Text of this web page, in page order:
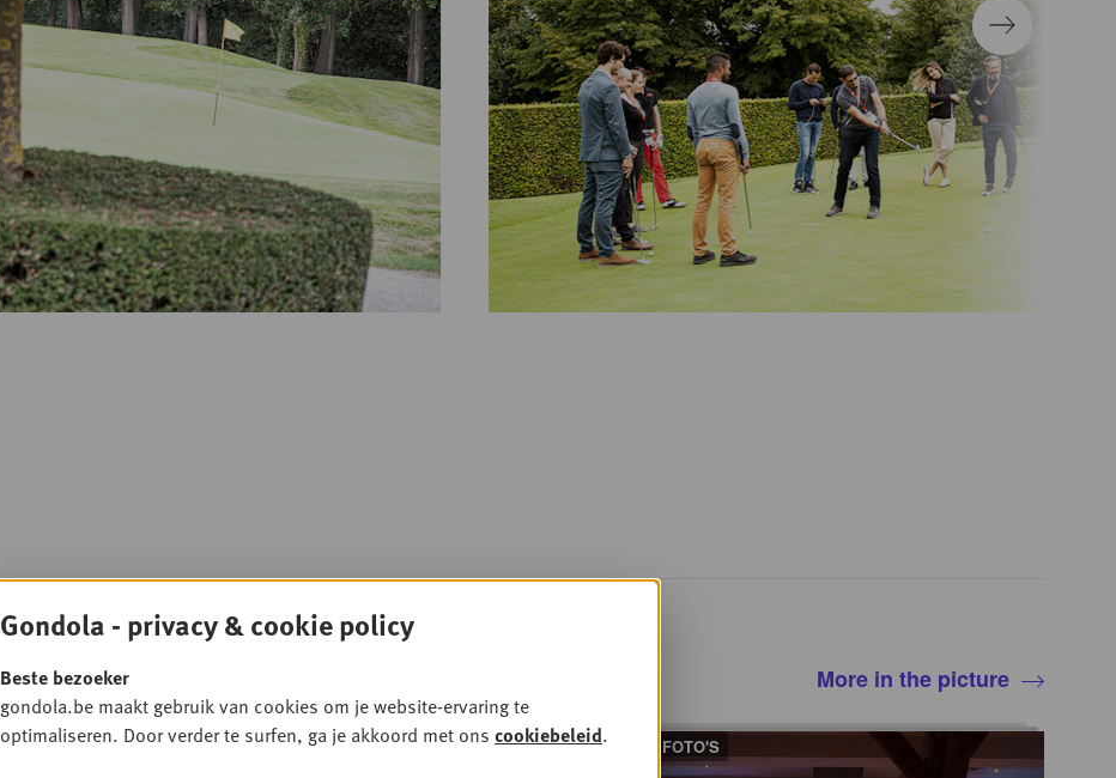
More in the picture
137 FOTO'S 61 FOTO'S
Gondola - privacy & cookie policy
Beste bezoeker
gondola.be maakt gebruik van cookies om je website-ervaring te
optimaliseren. Door verder te surfen, ga je akkoord met ons cookiebeleid.